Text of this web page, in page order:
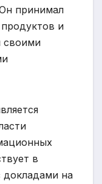
принимал
и
своими
в
докладами на